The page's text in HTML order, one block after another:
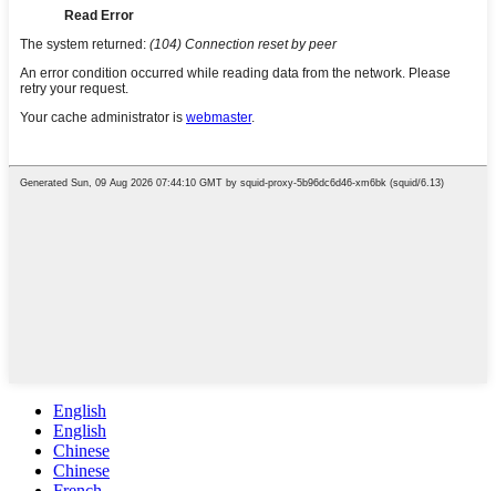
English
English
Chinese
Chinese